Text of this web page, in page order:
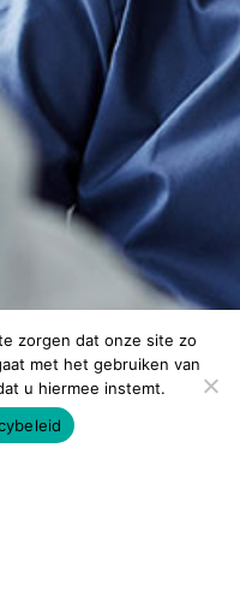
zorgen dat onze site zo
met het gebruiken van
u hiermee instemt.